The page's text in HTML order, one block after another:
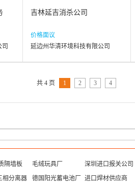
吉林延吉消杀公司
价格面议
延边州华清环境科技有限公司
共 4 页 1 2 3 4
隔墙板 毛绒玩具厂 深圳进口报关公司
相分离器 德国阳光蓄电池厂 进口焊材供应商